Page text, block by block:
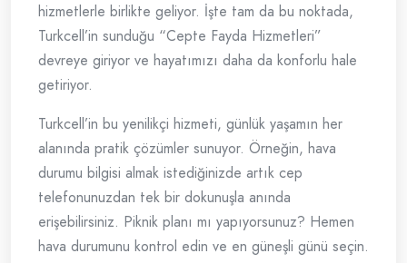
hizmetlerle birlikte geliyor. İşte tam da bu noktada,
Turkcell’in sunduğu “Cepte Fayda Hizmetleri”
devreye giriyor ve hayatımızı daha da konforlu hale
getiriyor.
Turkcell’in bu yenilikçi hizmeti, günlük yaşamın her
alanında pratik çözümler sunuyor. Örneğin, hava
durumu bilgisi almak istediğinizde artık cep
telefonunuzdan tek bir dokunuşla anında
erişebilirsiniz. Piknik planı mı yapıyorsunuz? Hemen
hava durumunu kontrol edin ve en güneşli günü seçin.